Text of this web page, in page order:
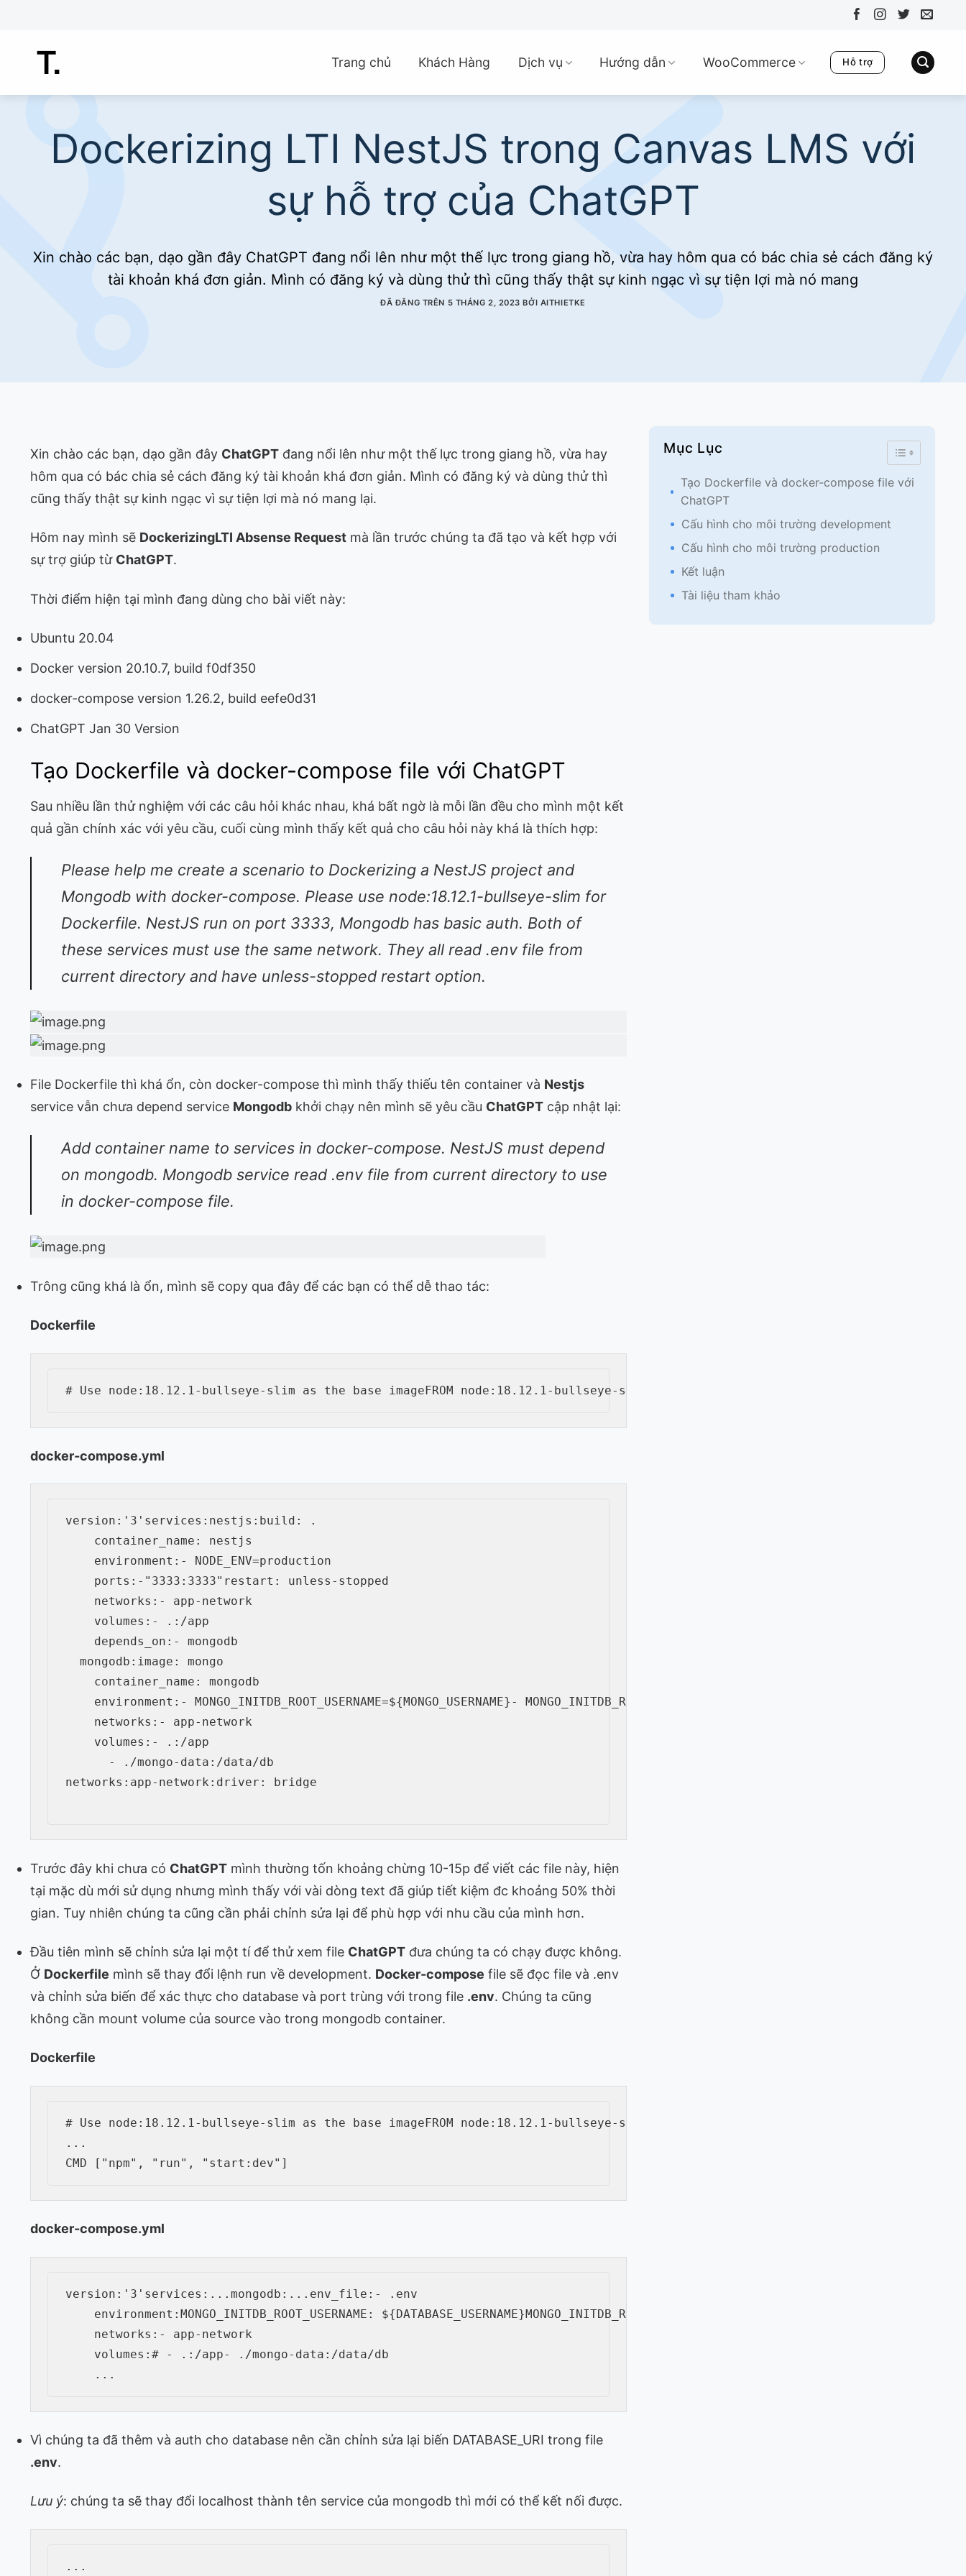
Trang chủ Khách Hàng Dịch vụ Hướng dẫn WooCommerce Hỗ trợ
Dockerizing LTI NestJS trong Canvas LMS với
sự hỗ trợ của ChatGPT
Xin chào các bạn, dạo gần đây ChatGPT đang nổi lên như một thế lực trong giang hồ, vừa hay hôm qua có bác chia sẻ cách đăng ký
tài khoản khá đơn giản. Mình có đăng ký và dùng thử thì cũng thấy thật sự kinh ngạc vì sự tiện lợi mà nó mang
ĐÃ ĐĂNG TRÊN 5 THÁNG 2, 2023 BỞI AITHIETKE
Xin chào các bạn, dạo gần đây ChatGPT đang nổi lên như một thế lực trong giang hồ, vừa hay
hôm qua có bác chia sẻ cách đăng ký tài khoản khá đơn giản. Mình có đăng ký và dùng thử thì
cũng thấy thật sự kinh ngạc vì sự tiện lợi mà nó mang lại.
Hôm nay mình sẽ DockerizingLTI Absense Request mà lần trước chúng ta đã tạo và kết hợp với
sự trợ giúp từ ChatGPT.
Thời điểm hiện tại mình đang dùng cho bài viết này:
Ubuntu 20.04
Docker version 20.10.7, build f0df350
docker-compose version 1.26.2, build eefe0d31
ChatGPT Jan 30 Version
Tạo Dockerfile và docker-compose file với ChatGPT
Sau nhiều lần thử nghiệm với các câu hỏi khác nhau, khá bất ngờ là mỗi lần đều cho mình một kết
quả gần chính xác với yêu cầu, cuối cùng mình thấy kết quả cho câu hỏi này khá là thích hợp:
Please help me create a scenario to Dockerizing a NestJS project and
Mongodb with docker-compose. Please use node:18.12.1-bullseye-slim for
Dockerfile. NestJS run on port 3333, Mongodb has basic auth. Both of
these services must use the same network. They all read .env file from
current directory and have unless-stopped restart option.
File Dockerfile thì khá ổn, còn docker-compose thì mình thấy thiếu tên container và Nestjs
service vẫn chưa depend service Mongodb khởi chạy nên mình sẽ yêu cầu ChatGPT cập nhật lại:
Add container name to services in docker-compose. NestJS must depend
on mongodb. Mongodb service read .env file from current directory to use
in docker-compose file.
Trông cũng khá là ổn, mình sẽ copy qua đây để các bạn có thể dễ thao tác:
Dockerfile
# Use node:18.12.1-bullseye-slim as the base imageFROM node:18.12.1-bullseye-slim
docker-compose.yml
version : '3' services : nestjs : build :
.
container_name :
nestjs
environment : -
NODE_ENV=production
ports : - "3333:3333" restart : unless - stopped
networks : - app- network
volumes : - . : /app
depends_on : -
mongodb
mongodb : image :
mongo
container_name :
mongodb
environment : - MONGO_INITDB_ROOT_USERNAME=${ MONGO_USERNAME} - MONGO_INITDB_ROOT_PASSWORD=$
networks : - app- network
volumes : - . : /app
-
./mongo- data :
networks : app-network : driver : bridge
Trước đây khi chưa có ChatGPT mình thường tốn khoảng chừng 10-15p để viết các file này, hiện
tại mặc dù mới sử dụng nhưng mình thấy với vài dòng text đã giúp tiết kiệm đc khoảng 50% thời
gian. Tuy nhiên chúng ta cũng cần phải chỉnh sửa lại để phù hợp với nhu cầu của mình hơn.
Đầu tiên mình sẽ chỉnh sửa lại một tí để thử xem file ChatGPT đưa chúng ta có chạy được không.
Ở Dockerfile mình sẽ thay đổi lệnh run về development. Docker-compose file sẽ đọc file và .env
và chỉnh sửa biến để xác thực cho database và port trùng với trong file .env. Chúng ta cũng
không cần mount volume của source vào trong mongodb container.
Dockerfile
# Use node:18.12.1-bullseye-slim as the base imageFROM node:18.12.1-bullseye-slim
CMD [ "npm" , "run" , "start:dev" ]
docker-compose.yml
version : '3' services : ...mongodb : ... env_file : -
.env
environment :MONGO_INITDB_ROOT_USERNAME : ${DATABASE_USERNAME}MONGO_INITDB_ROOT_PASSWORD
networks : - app- network
volumes :# - .:/app- ./mongo- data : /data/db
...
Vì chúng ta đã thêm và auth cho database nên cần chỉnh sửa lại biến DATABASE_URI trong file
.env.
Lưu ý: chúng ta sẽ thay đổi localhost thành tên service của mongodb thì mới có thể kết nối được.
...
Mục Lục Toggle
Tạo Dockerfile và docker-compose file với
ChatGPT
Cấu hình cho môi trường development
Cấu hình cho môi trường production
Kết luận
Tài liệu tham khảo